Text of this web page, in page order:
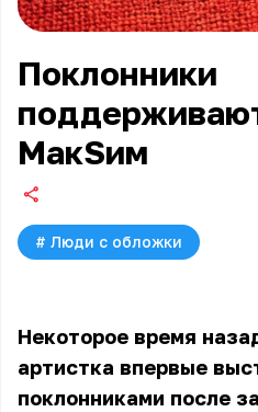
Поклонники
МакSим
# Люди с обложки
Некоторое время
артистка впервые
поклонниками после